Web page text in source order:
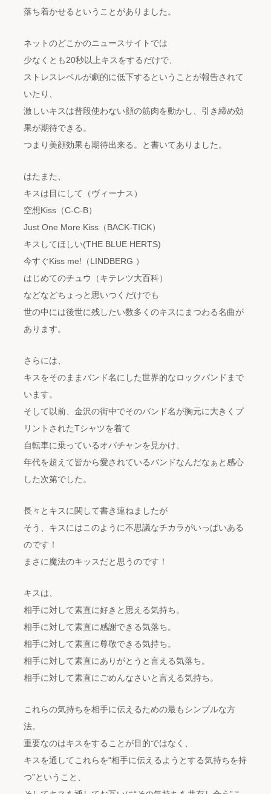
落ち着かせるということがありました。
ネットのどこかのニュースサイトでは
少なくとも20秒以上キスをするだけで、
ストレスレベルが劇的に低下するということが報告されて
いたり、
激しいキスは普段使わない顔の筋肉を動かし、引き締め効
果が期待できる。
つまり美顔効果も期待出来る。と書いてありました。
はたまた、
キスは目にして（ヴィーナス）
空想Kiss（C-C-B）
Just One More Kiss（BACK-TICK）
キスしてほしい(THE BLUE HERTS)
今すぐKiss me!（LINDBERG ）
はじめてのチュウ（キテレツ大百科）
などなどちょっと思いつくだけでも
世の中には後世に残したい数多くのキスにまつわる名曲が
あります。
さらには、
キスをそのままバンド名にした世界的なロックバンドまで
います。
そして以前、金沢の街中でそのバンド名が胸元に大きくプ
リントされたTシャツを着て
自転車に乗っているオバチャンを見かけ、
年代を超えて皆から愛されているバンドなんだなぁと感心
した次第でした。
長々とキスに関して書き連ねましたが
そう、キスにはこのように不思議なチカラがいっぱいある
のです！
まさに魔法のキッスだと思うのです！
キスは、
相手に対して素直に好きと思える気持ち。
相手に対して素直に感謝できる気落ち。
相手に対して素直に尊敬できる気持ち。
相手に対して素直にありがとうと言える気落ち。
相手に対して素直にごめんなさいと言える気持ち。
これらの気持ちを相手に伝えるための最もシンプルな方
法。
重要なのはキスをすることが目的ではなく、
キスを通してこれらを“相手に伝えるようとする気持ちを持
つ”ということ、